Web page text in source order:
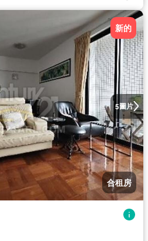
5圖片
新的
合租房